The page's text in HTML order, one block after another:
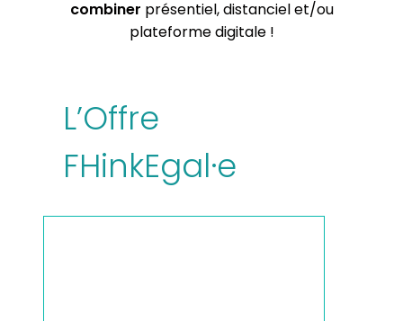
combiner présentiel, distanciel et/ou
plateforme digitale !
L’Offre
FHinkEgal·e